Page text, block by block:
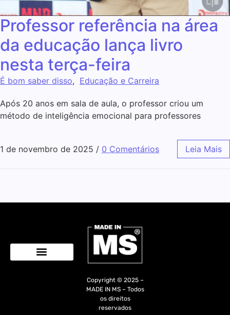
Professor referência na área
da educação lança livro
nesta terça-feira
É bom saber disso, Educação e Carreira
Após 20 anos em sala de aula, o professor criou um
método de inteligência emocional para professores
1 de novembro de 2025 / 0 Comentários Leia Mais
Copyright © 2025 –
MADE IN MS – Todos
os direitos
reservados